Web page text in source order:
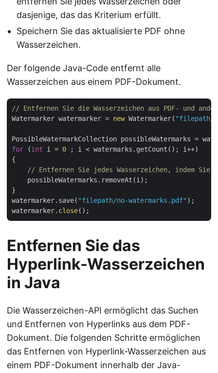
dasjenige, das das Kriterium erfüllt.
Speichern Sie das aktualisierte PDF ohne
Wasserzeichen.
Der folgende Java-Code entfernt alle
Wasserzeichen aus einem PDF-Dokument.
// Entfernen Sie die Wasserzeichen aus PDF- und
Watermarker watermarker = new Watermarker( "filepath/
for (int i = 0 ; i < watermarks.getCount(); i++)
{
// Entfernen Sie jedes Wasserzeichen, indem Sie
    possibleWatermarks.removeAt(i);
}
watermarker.save( "filepath/no-watermarks.pdf" );
watermarker. close
Entfernen Sie das
Hyperlink-Wasserzeichen
in Java
Die Wasserzeichen-API ermöglicht das Suchen
und Entfernen von Hyperlinks aus dem PDF-
Dokument. Die folgenden Schritte ermöglichen
das Entfernen von Hyperlink-Wasserzeichen aus
einem PDF-Dokument innerhalb der Java-